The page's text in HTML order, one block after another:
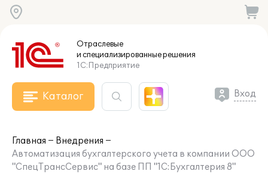
Отраслевые
и специализированныерешения
1С:Предприятие
Каталог Вход
Главная
Внедрения
Автоматизация бухгалтерского учета в компании ООО
"СпецТрансСервис" на базе ПП "1С:Бухгалтерия 8"